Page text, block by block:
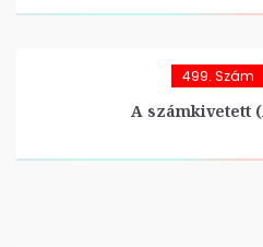
499. Szám
A számkivetett